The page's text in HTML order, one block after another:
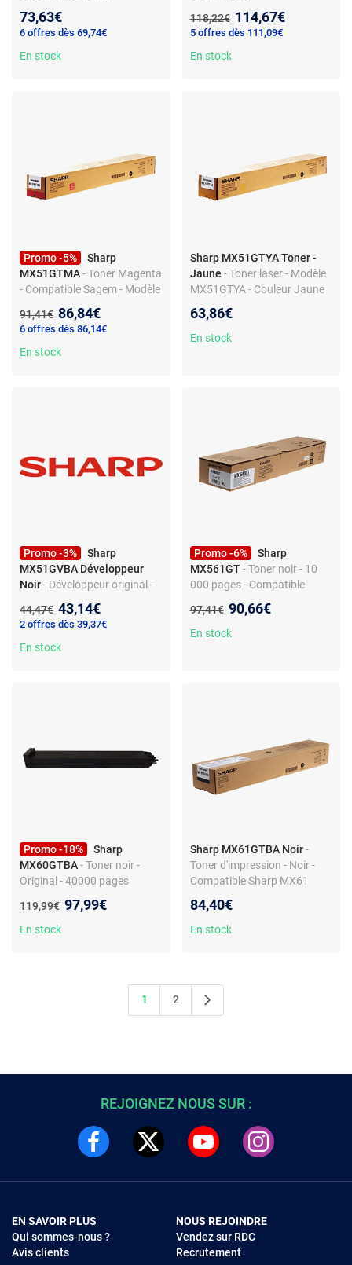
73,63€
6 offres dès 69,74€
En stock
Ancien prix :
118,22€ Nouveau prix :
114,67€
5 offres dès 111,09€
En stock
Promo -5%
Sharp
MX51GTMA- Toner Magenta
- Compatible Sagem - Modèle
Ancien prix :
91,41€ Nouveau prix :
86,84€
6 offres dès 86,14€
En stock
Sharp MX51GTYA Toner -
Jaune - Toner laser - Modèle
MX51GTYA - Couleur Jaune
63,86€
En stock
Promo -3%
Sharp
MX51GVBA Développeur
Noir- Développeur original -
Ancien prix :
44,47€ Nouveau prix :
43,14€
2 offres dès 39,37€
En stock
Promo -6%
Sharp
MX561GT - Toner noir - 10
000 pages - Compatible
Ancien prix :
97,41€ Nouveau prix :
90,66€
En stock
Promo -18%
Sharp
MX60GTBA- Toner noir -
Original - 40000 pages
Ancien prix :
119,99€ Nouveau prix :
97,99€
En stock
Sharp MX61GTBA Noir -
Toner d'impression - Noir -
Compatible Sharp MX61
84,40€
En stock
1 2
REJOIGNEZ NOUS SUR :
EN SAVOIR PLUS
Qui sommes-nous ?
Avis clients
NOUS REJOINDRE
Vendez sur RDC
Recrutement